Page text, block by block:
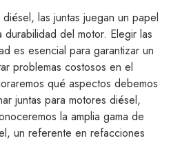
las juntas juegan un papel
del motor. Elegir las
es esencial para garantizar un
problemas costosos en el
qué aspectos debemos
juntas para motores diésel,
la amplia gama de
un referente en refacciones